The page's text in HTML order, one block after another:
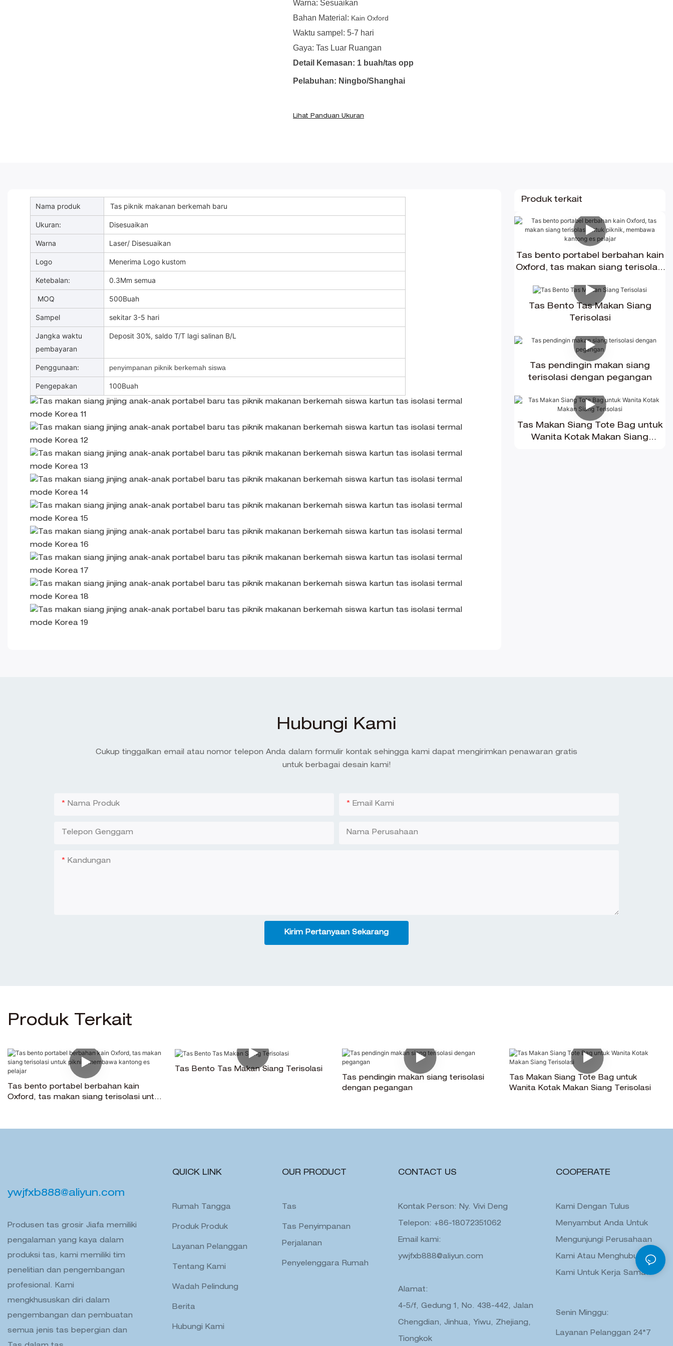
Warna: Sesuaikan
Bahan Material: Kain Oxford
Waktu sampel: 5-7 hari
Gaya: Tas Luar Ruangan
Detail Kemasan: 1 buah/tas opp
Pelabuhan: Ningbo/Shanghai
Lihat Panduan Ukuran
Nama produk Tas piknik makanan berkemah baru
Ukuran: Disesuaikan
Warna Laser/ Disesuaikan
Logo Menerima Logo kustom
Ketebalan: 0.3Mm semua
MOQ 500Buah
Sampel sekitar 3-5 hari
Jangka waktu
pembayaran
Deposit 30%, saldo T/T lagi salinan B/L
Penggunaan: penyimpanan piknik berkemah siswa
Pengepakan 100Buah
Produk terkait
Tas bento portabel berbahan kain
Oxford, tas makan siang terisolasi
es pelajar
Tas Bento Tas Makan Siang
Terisolasi
Tas pendingin makan siang
terisolasi dengan pegangan
Tas Makan Siang Tote Bag untuk
Wanita Kotak Makan Siang
Hubungi Kami
Cukup tinggalkan email atau nomor telepon Anda dalam formulir kontak sehingga kami dapat mengirimkan penawaran gratis
untuk berbagai desain kami!
Nama Produk Email Kami
Telepon Genggam Nama Perusahaan
Kandungan
Kirim Pertanyaan Sekarang
Produk Terkait
Tas bento portabel berbahan kain
Oxford, tas makan siang terisolasi untuk
Tas Bento Tas Makan Siang Terisolasi
Tas pendingin makan siang terisolasi
dengan pegangan
Tas Makan Siang Tote Bag untuk
Wanita Kotak Makan Siang Terisolasi
ywjfxb888@aliyun.com
Produsen tas grosir Jiafa memiliki
pengalaman yang kaya dalam
produksi tas, kami memiliki tim
penelitian dan pengembangan
profesional. Kami
mengkhususkan diri dalam
pengembangan dan pembuatan
semua jenis tas bepergian dan
QUICK LINK
Rumah Tangga
Produk Produk
Layanan Pelanggan
Tentang Kami
Wadah Pelindung
Berita
Hubungi Kami
OUR PRODUCT
Tas
Tas Penyimpanan
Perjalanan
Penyelenggara Rumah
CONTACT US
Kontak Person: Ny. Vivi Deng
Telepon: +86-18072351062
Email kami:
ywjfxb888@aliyun.com
Alamat:
4-5/f, Gedung 1, No. 438-442, Jalan
Chengdian, Jinhua, Yiwu, Zhejiang,
Tiongkok
COOPERATE
Kami Dengan Tulus
Menyambut Anda Untuk
Mengunjungi Perusahaan
Kami Atau Menghubungi
Kami Untuk Kerja Sama.
Senin Minggu:
Layanan Pelanggan 24*7